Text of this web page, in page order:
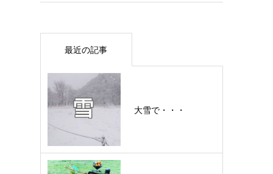
最近の記事
大雪で・・・